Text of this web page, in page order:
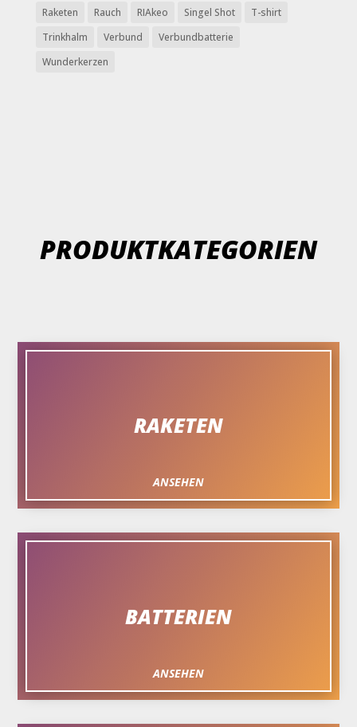
Raketen
Rauch RIAkeo Singel Shot
T-shirt
Trinkhalm
Verbund
Verbundbatterie
Wunderkerzen
PRODUKTKATEGORIEN
RAKETEN
ANSEHEN
BATTERIEN
ANSEHEN